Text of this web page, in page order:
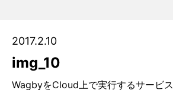
2017.2.10
img_10
WagbyをCloud上で実行するサービス